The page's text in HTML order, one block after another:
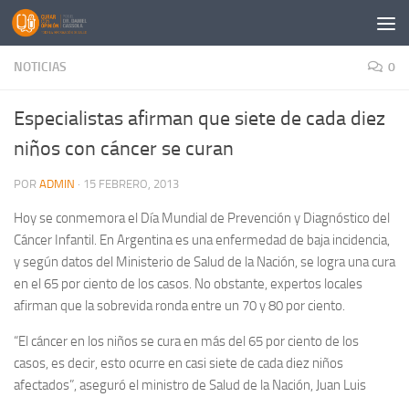
Saltar al contenido
NOTICIAS 0
Especialistas afirman que siete de cada diez
niños con cáncer se curan
POR ADMIN · 15 FEBRERO, 2013
Hoy se conmemora el Día Mundial de Prevención y Diagnóstico del
Cáncer Infantil. En Argentina es una enfermedad de baja incidencia,
y según datos del Ministerio de Salud de la Nación, se logra una cura
en el 65 por ciento de los casos. No obstante, expertos locales
afirman que la sobrevida ronda entre un 70 y 80 por ciento.
“El cáncer en los niños se cura en más del 65 por ciento de los
casos, es decir, esto ocurre en casi siete de cada diez niños
afectados”, aseguró el ministro de Salud de la Nación, Juan Luis